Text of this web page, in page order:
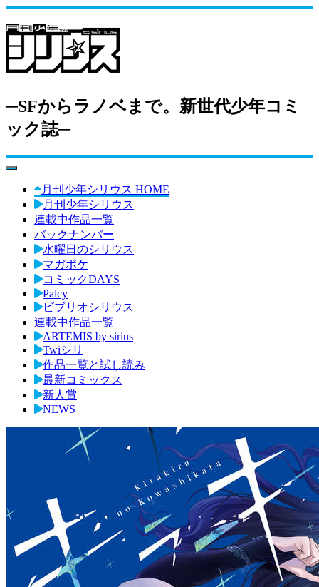
─SFからラノベまで。新世代少年コミ
ック誌─
toggle navigation
月刊少年シリウス HOME
月刊少年シリウス
連載中作品一覧
バックナンバー
水曜日のシリウス
マガポケ
コミックDAYS
Palcy
ビブリオシリウス
連載中作品一覧
ARTEMIS by sirius
Twiシリ
作品一覧と試し読み
最新コミックス
新人賞
NEWS